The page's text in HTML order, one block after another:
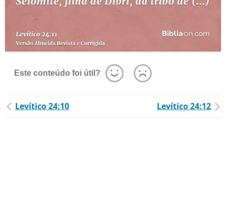
Este conteúdo foi útil?
Levítico 24:10 Levítico 24:12